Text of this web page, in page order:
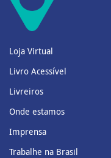
Loja Virtual
Livro Acessível
Livreiros
Onde estamos
Imprensa
Trabalhe na Brasil